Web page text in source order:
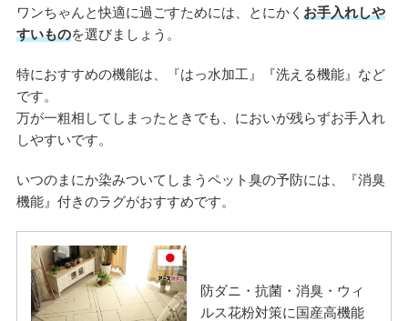
ワンちゃんと快適に過ごすためには、とにかく お手入れしや
すいものを選びましょう。
特におすすめの機能は、『はっ水加工』『洗える機能』など
です。
万が一粗相してしまったときでも、においが残らずお手入れ
しやすいです。
いつのまにか染みついてしまうペット臭の予防には、『消臭
機能』付きのラグがおすすめです。
防ダニ・抗菌・消臭・ウィ
ルス花粉対策に国産高機能